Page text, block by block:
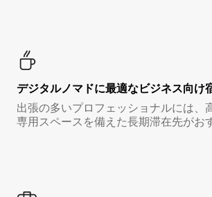
デジタルノマド⁠に最⁠適⁠なビ⁠ジ⁠ネ⁠ス⁠向⁠け
出張の多いプロフェッショナルには、
専用スペースを備えた長期滞在先がお